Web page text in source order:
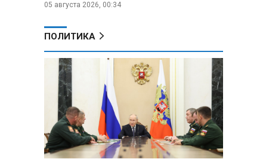
военных сдалась в плен
Александр Лукашенко:
Россияне «услышали батьку» и
скупают пустующие дома в
белорусских деревнях
Алесандр Лукашенко назвал
работу сельской торговли
«неудовлетворительной» и
возмутился «просрочкой и
тухлятиной»
05 августа 2026, 00:34
ПОЛИТИКА